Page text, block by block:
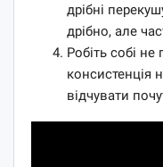
дрібні
дрібно, але
Робіть собі
консистенція
відчувати